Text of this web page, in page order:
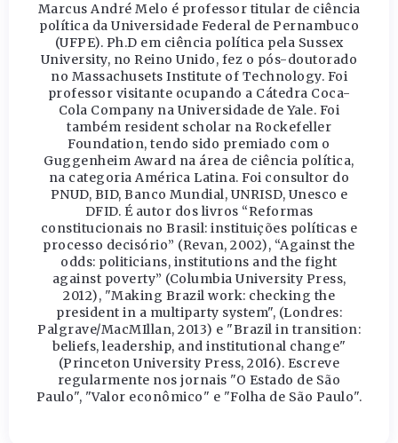
Marcus André Melo é professor titular de ciência
política da Universidade Federal de Pernambuco
(UFPE). Ph.D em ciência política pela Sussex
University, no Reino Unido, fez o pós-doutorado
no Massachusets Institute of Technology. Foi
professor visitante ocupando a Cátedra Coca-
Cola Company na Universidade de Yale. Foi
também resident scholar na Rockefeller
Foundation, tendo sido premiado com o
Guggenheim Award na área de ciência política,
na categoria América Latina. Foi consultor do
PNUD, BID, Banco Mundial, UNRISD, Unesco e
DFID. É autor dos livros “Reformas
constitucionais no Brasil: instituições políticas e
processo decisório” (Revan, 2002), “Against the
odds: politicians, institutions and the fight
against poverty” (Columbia University Press,
2012), "Making Brazil work: checking the
president in a multiparty system", (Londres:
Palgrave/MacMIllan, 2013) e "Brazil in transition:
beliefs, leadership, and institutional change"
(Princeton University Press, 2016). Escreve
regularmente nos jornais "O Estado de São
Paulo", "Valor econômico" e "Folha de São Paulo".